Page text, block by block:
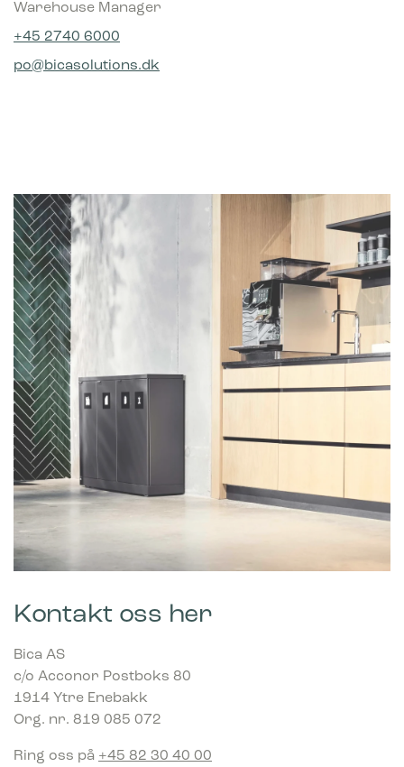
Warehouse Manager
+45 2740 6000
po@bicasolutions.dk
Kontakt oss her
Bica AS
c/o Acconor Postboks 80
1914 Ytre Enebakk
Org. nr. 819 085 072
Ring oss på +45 82 30 40 00